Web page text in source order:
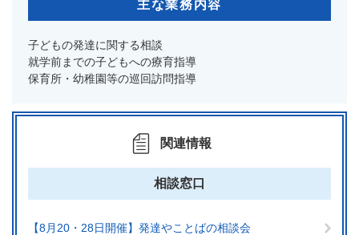
主な業務内容
子どもの発達に関する相談
就学前までの子どもへの療育指導
保育所・幼稚園等の巡回訪問指導
関連情報
相談窓口
【8月20・28日開催】発達やことばの相談会